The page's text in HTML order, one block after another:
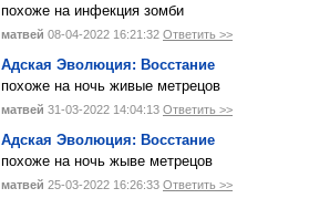
похоже на инфекция зомби
матвей 08-04-2022 16:21:32 Ответить >>
Адская Эволюция: Восстание
похоже на ночь живые метрецов
матвей 31-03-2022 14:04:13 Ответить >>
Адская Эволюция: Восстание
похоже на ночь жыве метрецов
матвей 25-03-2022 16:26:33 Ответить >>